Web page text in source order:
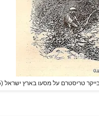
טריסטרם על מסעו בארץ ישראל (1865)